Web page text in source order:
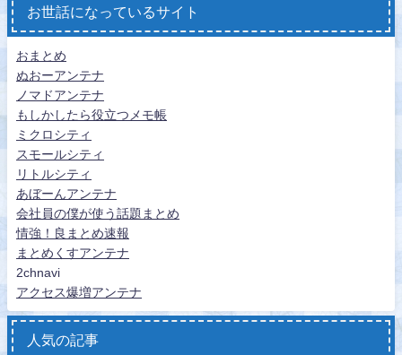
お世話になっているサイト
おまとめ
ぬおーアンテナ
ノマドアンテナ
もしかしたら役立つメモ帳
ミクロシティ
スモールシティ
リトルシティ
あぼーんアンテナ
会社員の僕が使う話題まとめ
情強！良まとめ速報
まとめくすアンテナ
2chnavi
アクセス爆増アンテナ
人気の記事